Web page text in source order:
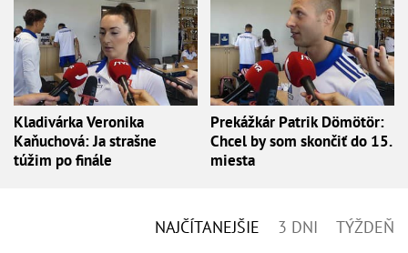
Kladivárka Veronika
Kaňuchová: Ja strašne
túžim po finále
Prekážkár Patrik Dömötör:
Chcel by som skončiť do 15.
miesta
NAJČÍTANEJŠIE 3 DNI TÝŽDEŇ